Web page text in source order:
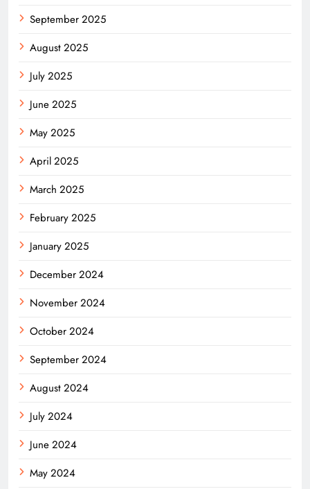
September 2025
August 2025
July 2025
June 2025
May 2025
April 2025
March 2025
February 2025
January 2025
December 2024
November 2024
October 2024
September 2024
August 2024
July 2024
June 2024
May 2024